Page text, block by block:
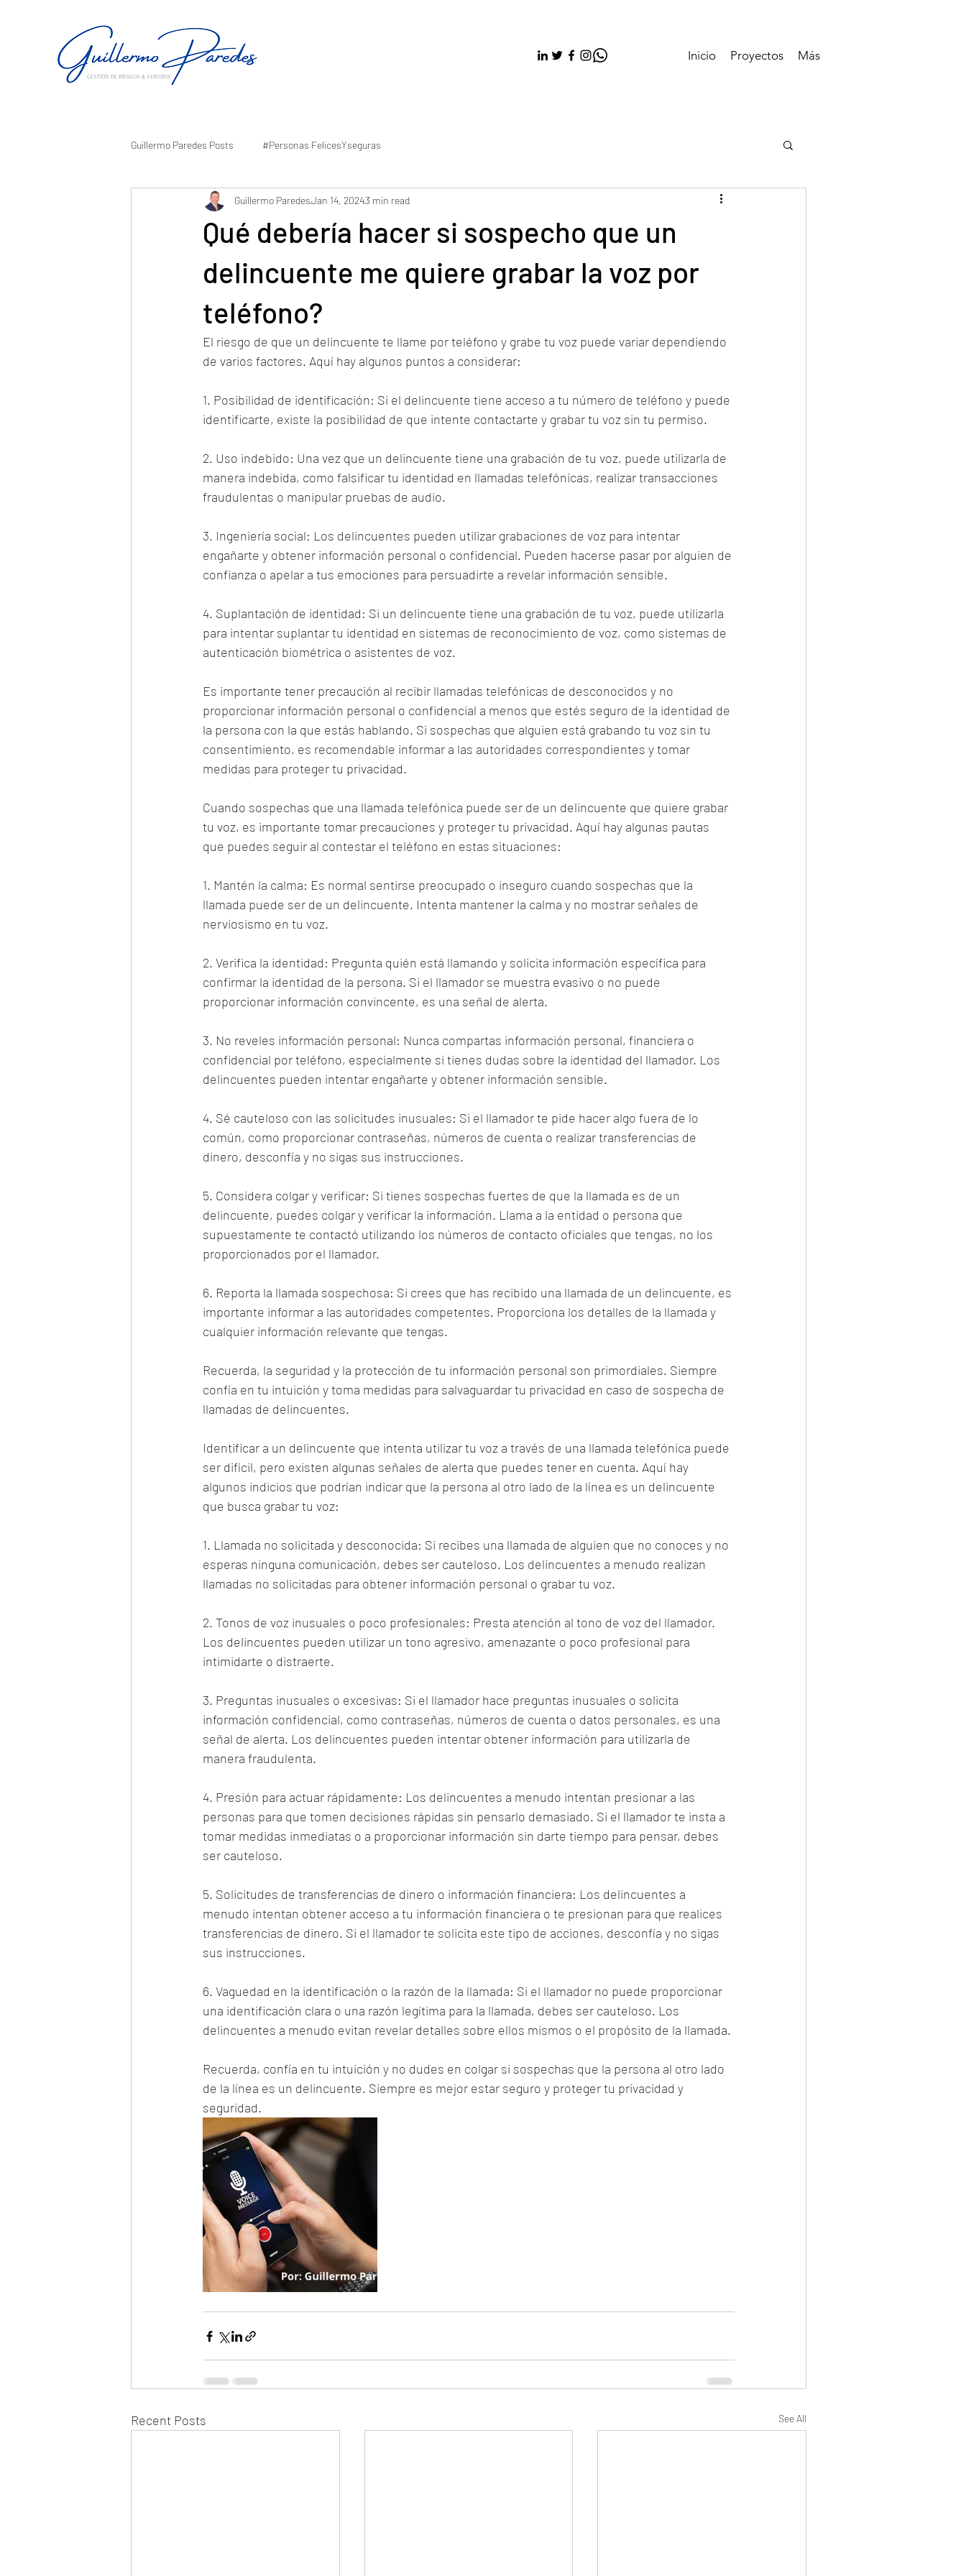
Inicio Proyectos Más
Guillermo Paredes Posts #Personas FelicesYseguras
Qué debería hacer si sospecho que un
delincuente me quiere grabar la voz por
teléfono?
Guillermo ParedesJan 14, 20243 min read
El riesgo de que un delincuente te llame por teléfono y grabe tu voz puede variar dependiendo
de varios factores. Aquí hay algunos puntos a considerar:
1. Posibilidad de identificación: Si el delincuente tiene acceso a tu número de teléfono y puede
identificarte, existe la posibilidad de que intente contactarte y grabar tu voz sin tu permiso.
2. Uso indebido: Una vez que un delincuente tiene una grabación de tu voz, puede utilizarla de
manera indebida, como falsificar tu identidad en llamadas telefónicas, realizar transacciones
fraudulentas o manipular pruebas de audio.
3. Ingeniería social: Los delincuentes pueden utilizar grabaciones de voz para intentar
engañarte y obtener información personal o confidencial. Pueden hacerse pasar por alguien de
confianza o apelar a tus emociones para persuadirte a revelar información sensible.
4. Suplantación de identidad: Si un delincuente tiene una grabación de tu voz, puede utilizarla
para intentar suplantar tu identidad en sistemas de reconocimiento de voz, como sistemas de
autenticación biométrica o asistentes de voz.
Es importante tener precaución al recibir llamadas telefónicas de desconocidos y no
proporcionar información personal o confidencial a menos que estés seguro de la identidad de
la persona con la que estás hablando. Si sospechas que alguien está grabando tu voz sin tu
consentimiento, es recomendable informar a las autoridades correspondientes y tomar
medidas para proteger tu privacidad.
Cuando sospechas que una llamada telefónica puede ser de un delincuente que quiere grabar
tu voz, es importante tomar precauciones y proteger tu privacidad. Aquí hay algunas pautas
que puedes seguir al contestar el teléfono en estas situaciones:
1. Mantén la calma: Es normal sentirse preocupado o inseguro cuando sospechas que la
llamada puede ser de un delincuente. Intenta mantener la calma y no mostrar señales de
nerviosismo en tu voz.
2. Verifica la identidad: Pregunta quién está llamando y solicita información específica para
confirmar la identidad de la persona. Si el llamador se muestra evasivo o no puede
proporcionar información convincente, es una señal de alerta.
3. No reveles información personal: Nunca compartas información personal, financiera o
confidencial por teléfono, especialmente si tienes dudas sobre la identidad del llamador. Los
delincuentes pueden intentar engañarte y obtener información sensible.
4. Sé cauteloso con las solicitudes inusuales: Si el llamador te pide hacer algo fuera de lo
común, como proporcionar contraseñas, números de cuenta o realizar transferencias de
dinero, desconfía y no sigas sus instrucciones.
5. Considera colgar y verificar: Si tienes sospechas fuertes de que la llamada es de un
delincuente, puedes colgar y verificar la información. Llama a la entidad o persona que
supuestamente te contactó utilizando los números de contacto oficiales que tengas, no los
proporcionados por el llamador.
6. Reporta la llamada sospechosa: Si crees que has recibido una llamada de un delincuente, es
importante informar a las autoridades competentes. Proporciona los detalles de la llamada y
cualquier información relevante que tengas.
Recuerda, la seguridad y la protección de tu información personal son primordiales. Siempre
confía en tu intuición y toma medidas para salvaguardar tu privacidad en caso de sospecha de
llamadas de delincuentes.
Identificar a un delincuente que intenta utilizar tu voz a través de una llamada telefónica puede
ser difícil, pero existen algunas señales de alerta que puedes tener en cuenta. Aquí hay
algunos indicios que podrían indicar que la persona al otro lado de la línea es un delincuente
que busca grabar tu voz:
1. Llamada no solicitada y desconocida: Si recibes una llamada de alguien que no conoces y no
esperas ninguna comunicación, debes ser cauteloso. Los delincuentes a menudo realizan
llamadas no solicitadas para obtener información personal o grabar tu voz.
2. Tonos de voz inusuales o poco profesionales: Presta atención al tono de voz del llamador.
Los delincuentes pueden utilizar un tono agresivo, amenazante o poco profesional para
intimidarte o distraerte.
3. Preguntas inusuales o excesivas: Si el llamador hace preguntas inusuales o solicita
información confidencial, como contraseñas, números de cuenta o datos personales, es una
señal de alerta. Los delincuentes pueden intentar obtener información para utilizarla de
manera fraudulenta.
4. Presión para actuar rápidamente: Los delincuentes a menudo intentan presionar a las
personas para que tomen decisiones rápidas sin pensarlo demasiado. Si el llamador te insta a
tomar medidas inmediatas o a proporcionar información sin darte tiempo para pensar, debes
ser cauteloso.
5. Solicitudes de transferencias de dinero o información financiera: Los delincuentes a
menudo intentan obtener acceso a tu información financiera o te presionan para que realices
transferencias de dinero. Si el llamador te solicita este tipo de acciones, desconfía y no sigas
sus instrucciones.
6. Vaguedad en la identificación o la razón de la llamada: Si el llamador no puede proporcionar
una identificación clara o una razón legítima para la llamada, debes ser cauteloso. Los
delincuentes a menudo evitan revelar detalles sobre ellos mismos o el propósito de la llamada.
Recuerda, confía en tu intuición y no dudes en colgar si sospechas que la persona al otro lado
de la línea es un delincuente. Siempre es mejor estar seguro y proteger tu privacidad y
seguridad.
Recent Posts See All